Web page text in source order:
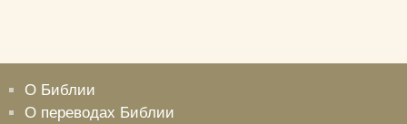
О Библии
О переводах БиблииДа